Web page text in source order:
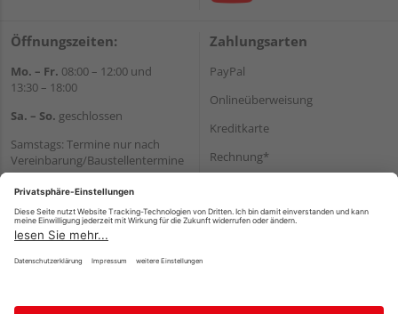
Öffnungszeiten:
Mo. – Fr. 08:00 – 12:00 und
13:30 – 18:00
Sa. – So. geschlossen
Samstags: Termine nur nach
Vereinbarung/Baustellentermine
Wir helfen Ihnen gerne
weiter
Tel.:+49 6062 956180
E-Mail:shop@holzland-seibert.de
Zahlungsarten
PayPal
Onlineüberweisung
Kreditkarte
Rechnung*
Versand
Impressum AGB Widerruf Datenschutz